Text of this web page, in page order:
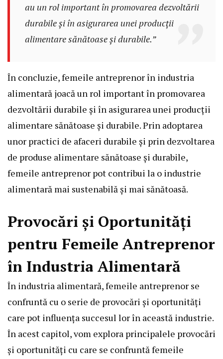
au un rol important în promovarea dezvoltării
durabile și în asigurarea unei producții
alimentare sănătoase și durabile.”
În concluzie, femeile antreprenor în industria
alimentară joacă un rol important în promovarea
dezvoltării durabile și în asigurarea unei producții
alimentare sănătoase și durabile. Prin adoptarea
unor practici de afaceri durabile și prin dezvoltarea
de produse alimentare sănătoase și durabile,
femeile antreprenor pot contribui la o industrie
alimentară mai sustenabilă și mai sănătoasă.
Provocări și Oportunități
pentru Femeile Antreprenor
în Industria Alimentară
În industria alimentară, femeile antreprenor se
confruntă cu o serie de provocări și oportunități
care pot influența succesul lor în această industrie.
În acest capitol, vom explora principalele provocări
și oportunități cu care se confruntă femeile